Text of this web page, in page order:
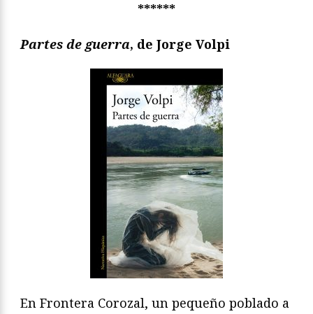
******
Partes de guerra, de Jorge Volpi
En Frontera Corozal, un pequeño poblado a